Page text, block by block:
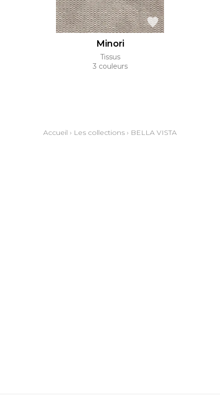
Minori
Tissus
3 couleurs
Accueil › Les collections › BELLA VISTA